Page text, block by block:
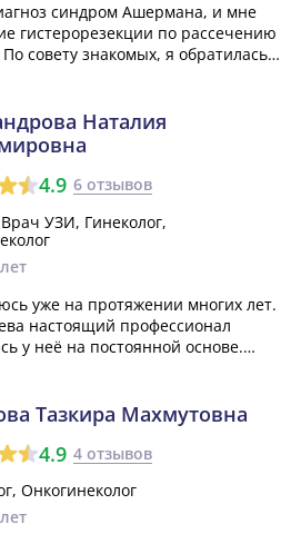
синдром Ашермана, и мне
гистерорезекции по рассечению
совету знакомых, я обратилась к
разли...»
Наталия
4.9 6 отзывов
УЗИ, Гинеколог,
уже на протяжении многих лет.
настоящий профессионал
у неё на постоянной основе.
Тазкира Махмутовна
4.9 4 отзывов
Онкогинеколог